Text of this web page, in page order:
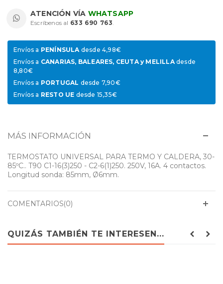
ATENCIÓN VÍA WHATSAPP
Escríbenos al 633 690 763.
Envíos a PENÍNSULAdesde 4,98€
Envíos a CANARIAS, BALEARES, CEUTA y MELILLAdesde
8,80€
Envíos a PORTUGAL desde 7,90€
Envíos a RESTO UE desde 15,35€
MÁS INFORMACIÓN
TERMOSTATO UNIVERSAL PARA TERMO Y CALDERA, 30-
85ºC.. T90 C1-16(3)250 - C2-6(1)250. 250V, 16A. 4 contactos.
Longitud sonda: 85mm, Ø6mm.
COMENTARIOS(0)
QUIZÁS TAMBIÉN TE INTERESEN...